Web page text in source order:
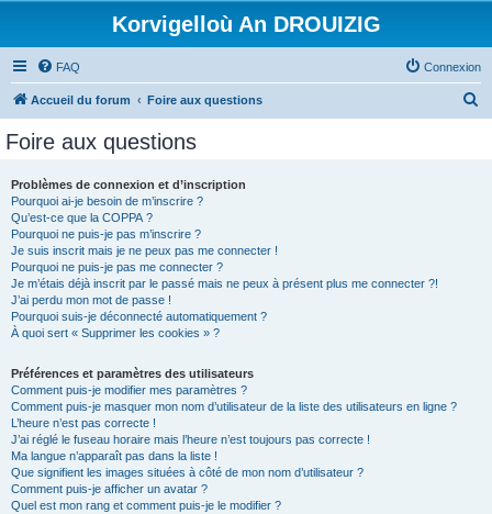
Korvigelloù An DROUIZIG
FAQ Connexion
Accueil du forum Foire aux questions
Foire aux questions
Problèmes de connexion et d’inscription
Pourquoi ai-je besoin de m’inscrire ?
Qu’est-ce que la COPPA ?
Pourquoi ne puis-je pas m’inscrire ?
Je suis inscrit mais je ne peux pas me connecter !
Pourquoi ne puis-je pas me connecter ?
Je m’étais déjà inscrit par le passé mais ne peux à présent plus me connecter ?!
J’ai perdu mon mot de passe !
Pourquoi suis-je déconnecté automatiquement ?
À quoi sert « Supprimer les cookies » ?
Préférences et paramètres des utilisateurs
Comment puis-je modifier mes paramètres ?
Comment puis-je masquer mon nom d’utilisateur de la liste des utilisateurs en ligne ?
L’heure n’est pas correcte !
J’ai réglé le fuseau horaire mais l’heure n’est toujours pas correcte !
Ma langue n’apparaît pas dans la liste !
Que signifient les images situées à côté de mon nom d’utilisateur ?
Comment puis-je afficher un avatar ?
Quel est mon rang et comment puis-je le modifier ?